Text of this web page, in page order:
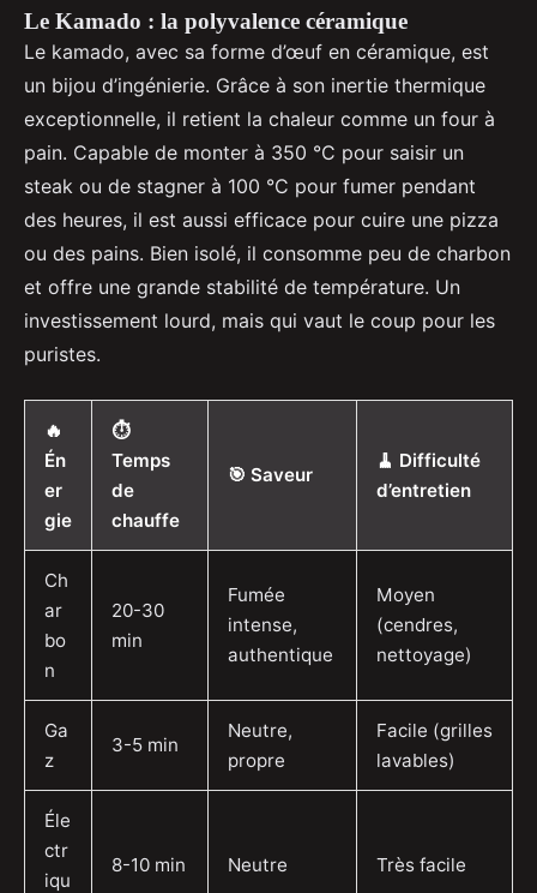
Le Kamado : la polyvalence céramique
Le kamado, avec sa forme d’œuf en céramique, est
un bijou d’ingénierie. Grâce à son inertie thermique
exceptionnelle, il retient la chaleur comme un four à
pain. Capable de monter à 350 °C pour saisir un
steak ou de stagner à 100 °C pour fumer pendant
des heures, il est aussi efficace pour cuire une pizza
ou des pains. Bien isolé, il consomme peu de charbon
et offre une grande stabilité de température. Un
investissement lourd, mais qui vaut le coup pour les
puristes.
🔥
Én
er
gie
⏱️
Temps
de
chauffe
🎯 Saveur
🧹 Difficulté
d’entretien
Ch
ar
bo
n
20-30
min
Fumée
intense,
authentique
Moyen
(cendres,
nettoyage)
Ga
z
3-5 min
Neutre,
propre
Facile (grilles
lavables)
Éle
ctr
iqu
8-10 min Neutre Très facile